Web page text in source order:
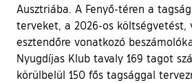
Ausztriába. A Fenyő-téren a
terveket, a 2026-os költségvetést,
esztendőre vonatkozó
Nyugdíjas Klub tavaly 169 tagot
körülbelül 150 fős tagsággal